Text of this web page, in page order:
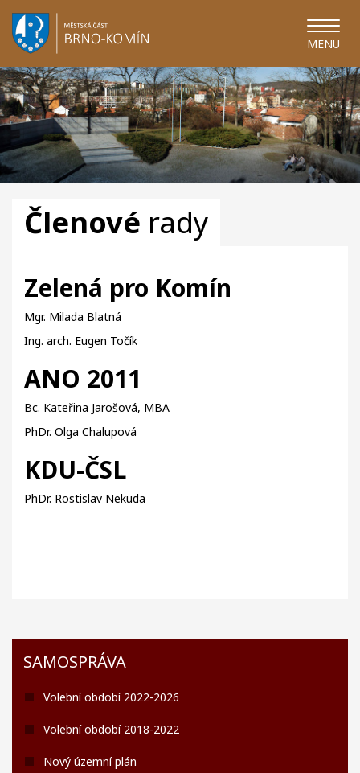
MENU
Členové rady
Zelená pro Komín
Mgr. Milada Blatná
Ing. arch. Eugen Točík
ANO 2011
Bc. Kateřina Jarošová, MBA
PhDr. Olga Chalupová
KDU-ČSL
PhDr. Rostislav Nekuda
SAMOSPRÁVA
Volební období 2022-2026
Volební období 2018-2022
Nový územní plán